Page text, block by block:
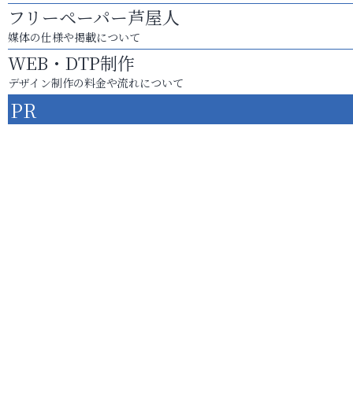
フリーペーパー芦屋人
媒体の仕様や掲載について
WEB・DTP制作
デザイン制作の料金や流れについて
PR